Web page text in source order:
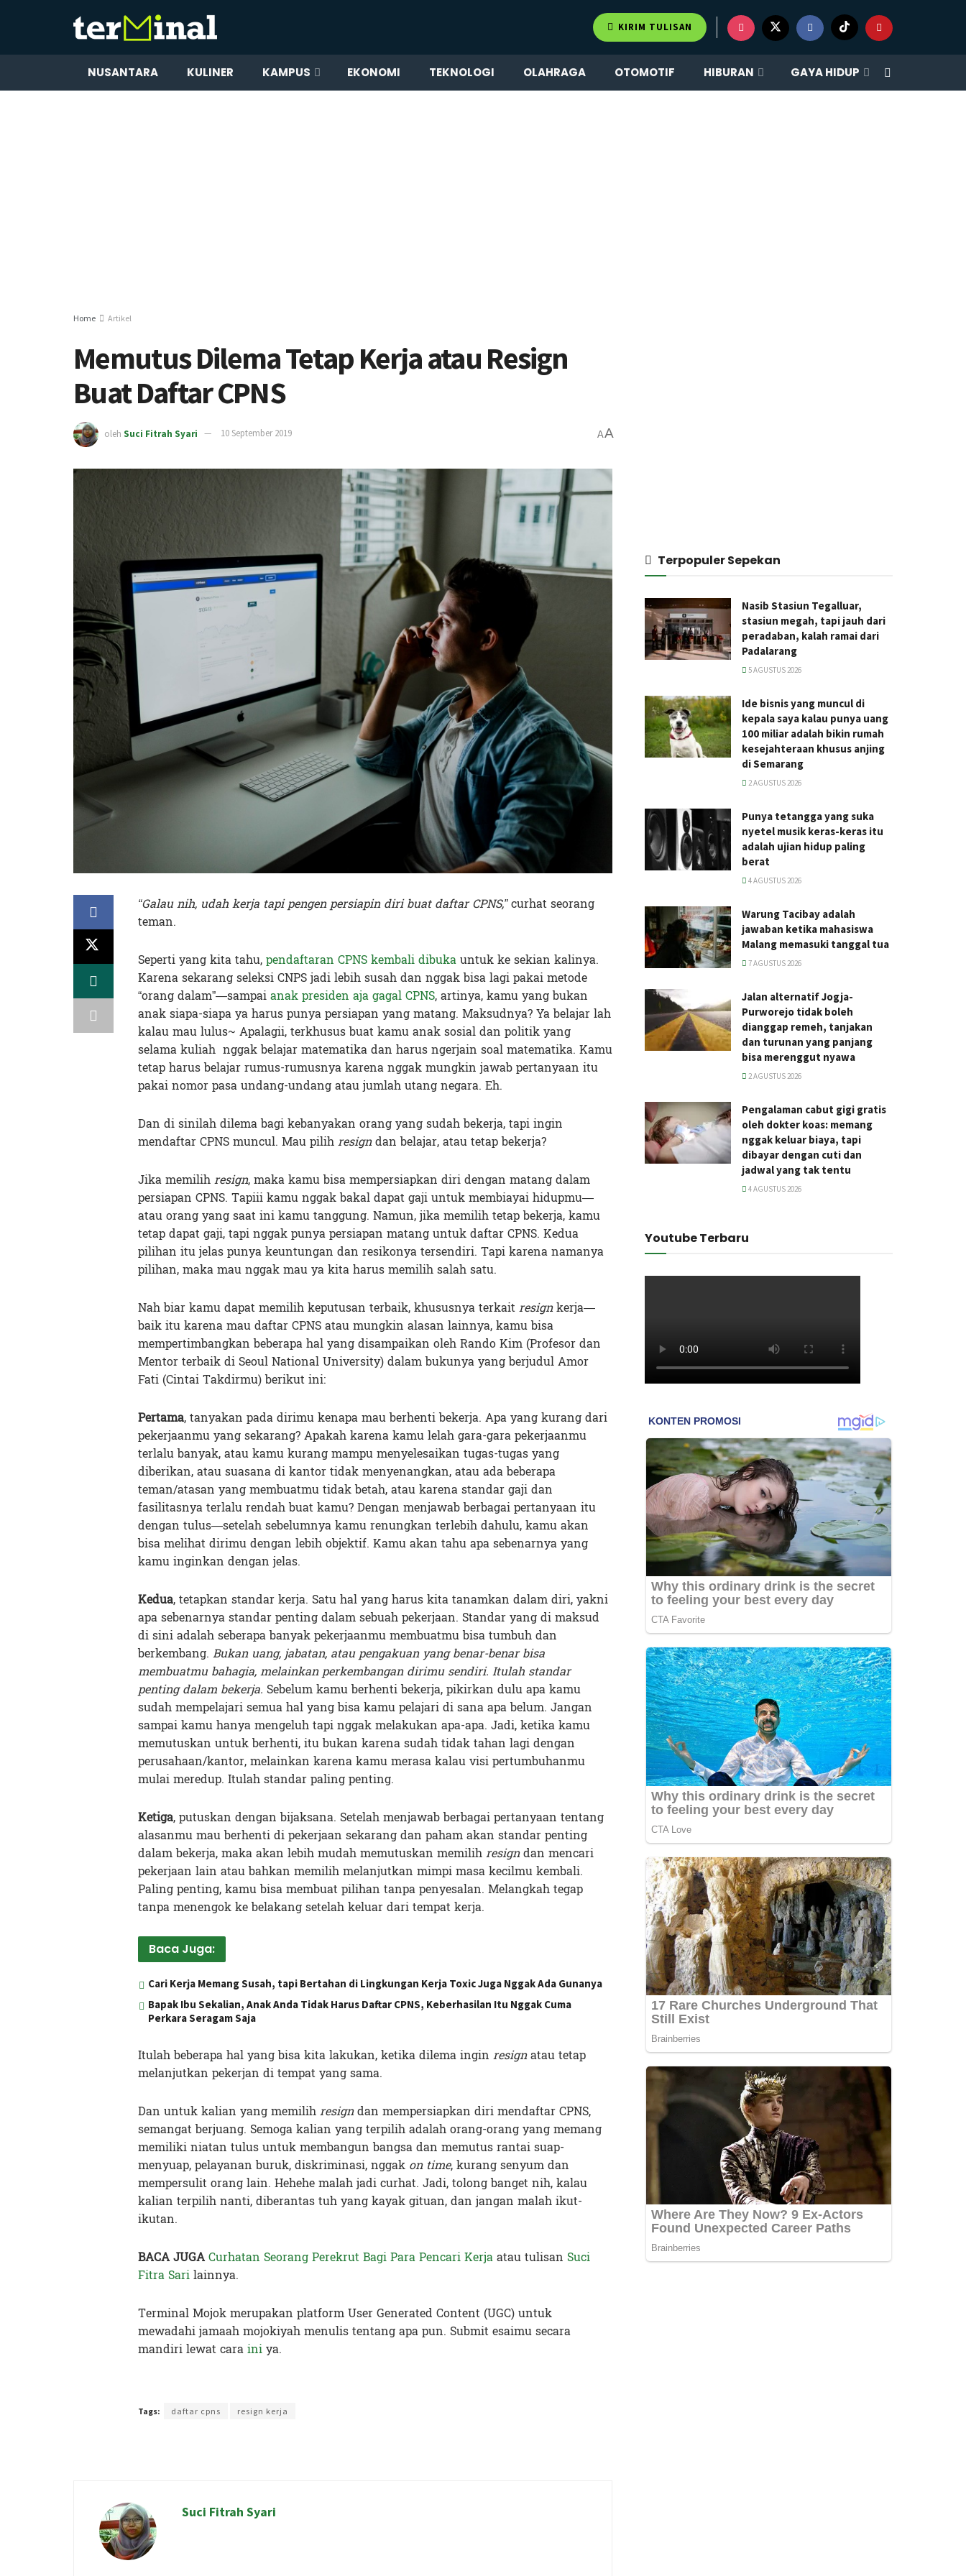
KIRIM TULISAN
NUSANTARA KULINER KAMPUS EKONOMI TEKNOLOGI OLAHRAGA OTOMOTIF HIBURAN GAYA HIDUP
Home Artikel
Memutus Dilema Tetap Kerja atau Resign
Buat Daftar CPNS
oleh Suci Fitrah Syari 10 September 2019 AA
“Galau nih, udah kerja tapi pengen persiapin diri buat daftar CPNS,”curhat seorang
teman.
Seperti yang kita tahu,pendaftaran CPNS kembali dibukauntuk ke sekian kalinya.
Karena sekarang seleksi CNPS jadi lebih susah dan nggak bisa lagi pakai metode
“orang dalam”—sampaianak presiden aja gagal CPNS, artinya, kamu yang bukan
anak siapa-siapa ya harus punya persiapan yang matang. Maksudnya? Ya belajar lah
kalau mau lulus~ Apalagii, terkhusus buat kamu anak sosial dan politik yang
selama kuliah nggak belajar matematika dan harus ngerjain soal matematika. Kamu
tetap harus belajar rumus-rumusnya karena nggak mungkin jawab pertanyaan itu
pakai nomor pasa undang-undang atau jumlah utang negara. Eh.
Dan di sinilah dilema bagi kebanyakan orang yang sudah bekerja, tapi ingin
mendaftar CPNS muncul. Mau pilihresigndan belajar, atau tetap bekerja?
Jika memilihresign, maka kamu bisa mempersiapkan diri dengan matang dalam
persiapan CPNS. Tapiii kamu nggak bakal dapat gaji untuk membiayai hidupmu—
atau orang yang saat ini kamu tanggung. Namun, jika memilih tetap bekerja, kamu
tetap dapat gaji, tapi nggak punya persiapan matang untuk daftar CPNS. Kedua
pilihan itu jelas punya keuntungan dan resikonya tersendiri. Tapi karena namanya
pilihan, maka mau nggak mau ya kita harus memilih salah satu.
Nah biar kamu dapat memilih keputusan terbaik, khususnya terkaitresignkerja—
baik itu karena mau daftar CPNS atau mungkin alasan lainnya, kamu bisa
mempertimbangkan beberapa hal yang disampaikan oleh Rando Kim (Profesor dan
Mentor terbaik di Seoul National University) dalam bukunya yang berjudul Amor
Fati (Cintai Takdirmu) berikut ini:
Pertama, tanyakan pada dirimu kenapa mau berhenti bekerja. Apa yang kurang dari
pekerjaanmu yang sekarang? Apakah karena kamu lelah gara-gara pekerjaanmu
terlalu banyak, atau kamu kurang mampu menyelesaikan tugas-tugas yang
diberikan, atau suasana di kantor tidak menyenangkan, atau ada beberapa
teman/atasan yang membuatmu tidak betah, atau karena standar gaji dan
fasilitasnya terlalu rendah buat kamu? Dengan menjawab berbagai pertanyaan itu
dengan tulus—setelah sebelumnya kamu renungkan terlebih dahulu, kamu akan
bisa melihat dirimu dengan lebih objektif. Kamu akan tahu apa sebenarnya yang
kamu inginkan dengan jelas.
Kedua, tetapkan standar kerja. Satu hal yang harus kita tanamkan dalam diri, yakni
apa sebenarnya standar penting dalam sebuah pekerjaan. Standar yang di maksud
di sini adalah seberapa banyak pekerjaanmu membuatmu bisa tumbuh dan
berkembang. Bukan uang, jabatan, atau pengakuan yang benar-benar bisa
membuatmu bahagia, melainkan perkembangan dirimu sendiri. Itulah standar
penting dalam bekerja. Sebelum kamu berhenti bekerja, pikirkan dulu apa kamu
sudah mempelajari semua hal yang bisa kamu pelajari di sana apa belum. Jangan
sampai kamu hanya mengeluh tapi nggak melakukan apa-apa. Jadi, ketika kamu
memutuskan untuk berhenti, itu bukan karena sudah tidak tahan lagi dengan
perusahaan/kantor, melainkan karena kamu merasa kalau visi pertumbuhanmu
mulai meredup. Itulah standar paling penting.
Ketiga, putuskan dengan bijaksana. Setelah menjawab berbagai pertanyaan tentang
alasanmu mau berhenti di pekerjaan sekarang dan paham akan standar penting
dalam bekerja, maka akan lebih mudah memutuskan memilihresigndan mencari
pekerjaan lain atau bahkan memilih melanjutkan mimpi masa kecilmu kembali.
Paling penting, kamu bisa membuat pilihan tanpa penyesalan. Melangkah tegap
tanpa menengok ke belakang setelah keluar dari tempat kerja.
Baca Juga:
Cari Kerja Memang Susah, tapi Bertahan di Lingkungan Kerja Toxic Juga Nggak Ada Gunanya
Bapak Ibu Sekalian, Anak Anda Tidak Harus Daftar CPNS, Keberhasilan Itu Nggak Cuma
Perkara Seragam Saja
Itulah beberapa hal yang bisa kita lakukan, ketika dilema ingin resignatau tetap
melanjutkan pekerjan di tempat yang sama.
Dan untuk kalian yang memilihresigndan mempersiapkan diri mendaftar CPNS,
semangat berjuang. Semoga kalian yang terpilih adalah orang-orang yang memang
memiliki niatan tulus untuk membangun bangsa dan memutus rantai suap-
menyuap, pelayanan buruk, diskriminasi, nggak on time, kurang senyum dan
mempersulit orang lain. Hehehe malah jadi curhat. Jadi, tolong banget nih, kalau
kalian terpilih nanti, diberantas tuh yang kayak gituan, dan jangan malah ikut-
ikutan.
BACA JUGACurhatan Seorang Perekrut Bagi Para Pencari Kerjaatau tulisan Suci
Fitra Sarilainnya.
Terminal Mojok merupakan platform User Generated Content (UGC) untuk
mewadahi jamaah mojokiyah menulis tentang apa pun. Submit esaimu secara
mandiri lewat carainiya.
Tags: daftar cpns resign kerja
Suci Fitrah Syari
Terpopuler Sepekan
Nasib Stasiun Tegalluar,
stasiun megah, tapi jauh dari
peradaban, kalah ramai dari
Padalarang
5 AGUSTUS 2026
Ide bisnis yang muncul di
kepala saya kalau punya uang
100 miliar adalah bikin rumah
kesejahteraan khusus anjing
di Semarang
2 AGUSTUS 2026
Punya tetangga yang suka
nyetel musik keras-keras itu
adalah ujian hidup paling
berat
4 AGUSTUS 2026
Warung Tacibay adalah
jawaban ketika mahasiswa
Malang memasuki tanggal tua
7 AGUSTUS 2026
Jalan alternatif Jogja-
Purworejo tidak boleh
dianggap remeh, tanjakan
dan turunan yang panjang
bisa merenggut nyawa
2 AGUSTUS 2026
Pengalaman cabut gigi gratis
oleh dokter koas: memang
nggak keluar biaya, tapi
dibayar dengan cuti dan
jadwal yang tak tentu
4 AGUSTUS 2026
Youtube Terbaru